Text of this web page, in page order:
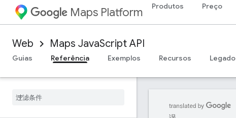
Maps Platform Produtos Preço
Web Maps JavaScript API
Guias
Referência Exemplos Recursos Legado